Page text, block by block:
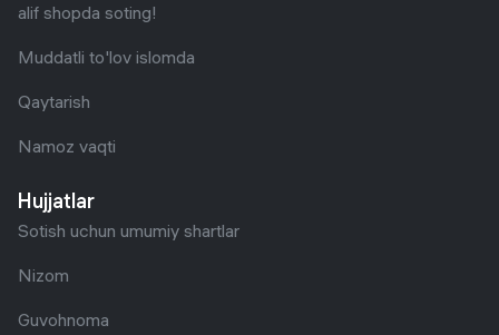
alif shopda soting!
Muddatli to'lov islomda
Qaytarish
Namoz vaqti
Hujjatlar
Sotish uchun umumiy shartlar
Nizom
Guvohnoma